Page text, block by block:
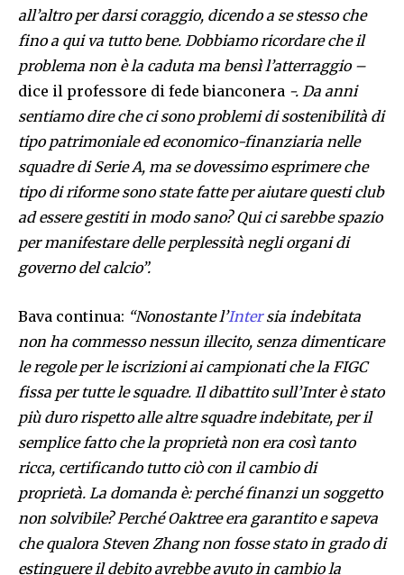
all’altro per darsi coraggio, dicendo a se stesso che
fino a qui va tutto bene. Dobbiamo ricordare che il
problema non è la caduta ma bensì l’atterraggio –
dice il professore di fede bianconera -. Da anni
sentiamo dire che ci sono problemi di sostenibilità di
tipo patrimoniale ed economico-finanziaria nelle
squadre di Serie A, ma se dovessimo esprimere che
tipo di riforme sono state fatte per aiutare questi club
ad essere gestiti in modo sano? Qui ci sarebbe spazio
per manifestare delle perplessità negli organi di
governo del calcio”.
Bava continua: “Nonostante l’Intersia indebitata
non ha commesso nessun illecito, senza dimenticare
le regole per le iscrizioni ai campionati che la FIGC
fissa per tutte le squadre. Il dibattito sull’Inter è stato
più duro rispetto alle altre squadre indebitate, per il
semplice fatto che la proprietà non era così tanto
ricca, certificando tutto ciò con il cambio di
proprietà. La domanda è: perché finanzi un soggetto
non solvibile? Perché Oaktree era garantito e sapeva
che qualora Steven Zhang non fosse stato in grado di
estinguere il debito avrebbe avuto in cambio la